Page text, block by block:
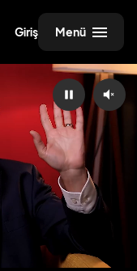
Giriş Menü